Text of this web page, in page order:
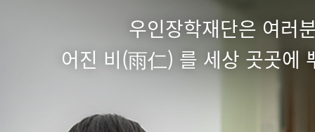
우인장학재단은 여러
어진 비(雨仁) 를 세상 곳곳에